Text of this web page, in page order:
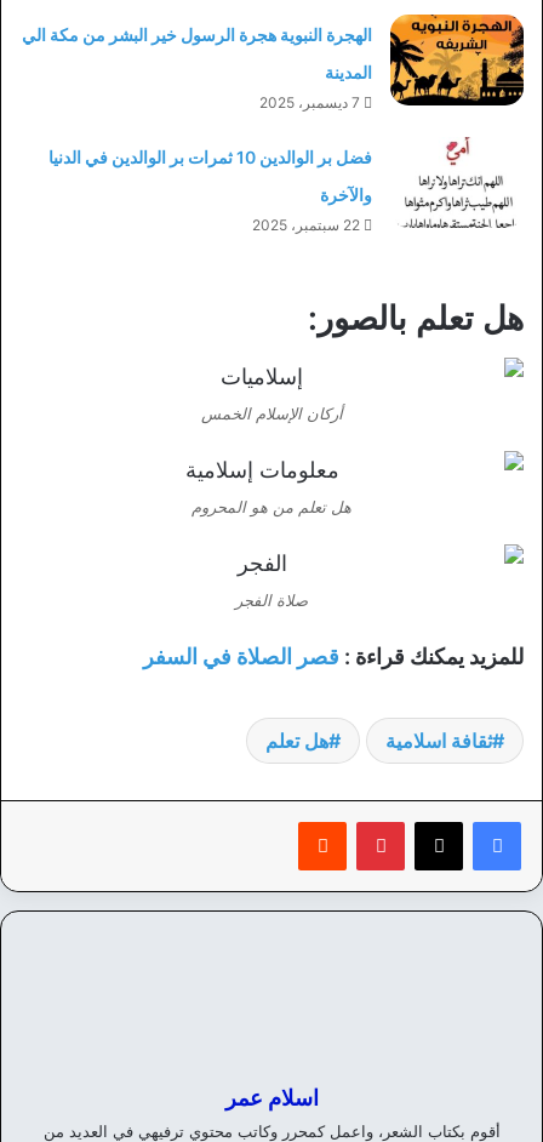
الهجرة النبوية هجرة الرسول خير البشر من مكة الي
المدينة
7 ديسمبر، 2025
فضل بر الوالدين 10 ثمرات بر الوالدين في الدنيا
والآخرة
22 سبتمبر، 2025
هل تعلم بالصور:
أركان الإسلام الخمس
هل تعلم من هو المحروم
صلاة الفجر
للمزيد يمكنك قراءة : قصر الصلاة في السفر
ثقافة اسلامية هل تعلم
بينتيريست
اسلام عمر
أقوم بكتاب الشعر، واعمل كمحرر وكاتب محتوي ترفيهي في العديد من